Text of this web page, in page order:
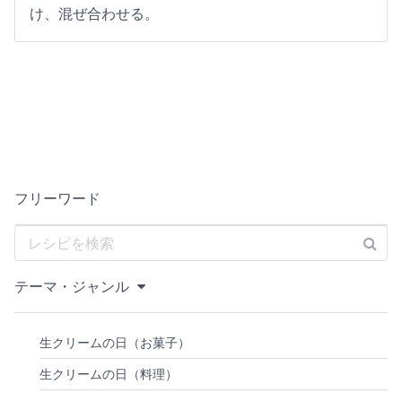
け、混ぜ合わせる。
フリーワード
テーマ・ジャンル
生クリームの日（お菓子）
生クリームの日（料理）